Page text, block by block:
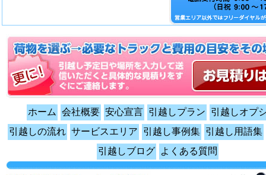
ホーム 会社概要 安心宣言 引越しプラン
引越しオプ
引越しの流れ サービスエリア 引越し事例集 引越し用語集
引越しブログ
よくある質問